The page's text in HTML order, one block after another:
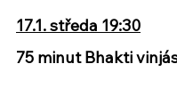
17.1. středa 19:30